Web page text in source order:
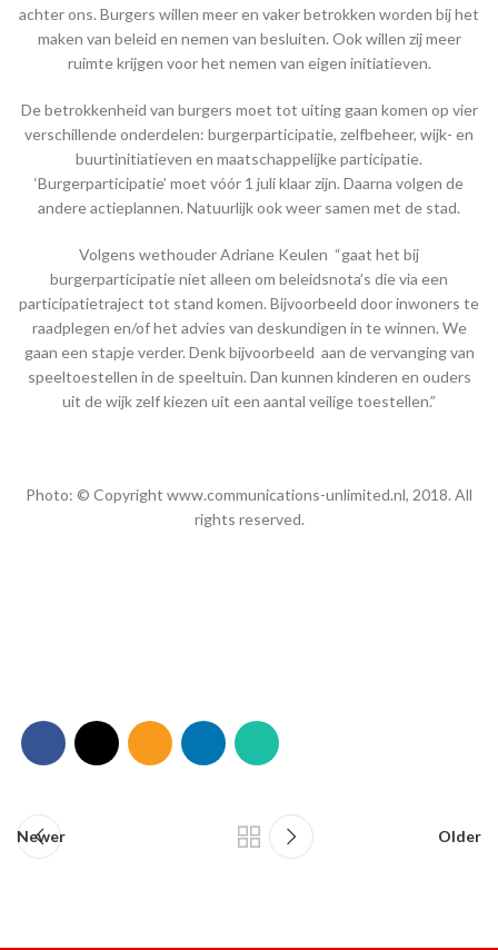
achter ons. Burgers willen meer en vaker betrokken worden bij het
maken van beleid en nemen van besluiten. Ook willen zij meer
ruimte krijgen voor het nemen van eigen initiatieven.
De betrokkenheid van burgers moet tot uiting gaan komen op vier
verschillende onderdelen: burgerparticipatie, zelfbeheer, wijk- en
buurtinitiatieven en maatschappelijke participatie.
‘Burgerparticipatie’ moet vóór 1 juli klaar zijn. Daarna volgen de
andere actieplannen. Natuurlijk ook weer samen met de stad.
Volgens wethouder Adriane Keulen “gaat het bij
burgerparticipatie niet alleen om beleidsnota’s die via een
participatietraject tot stand komen. Bijvoorbeeld door inwoners te
raadplegen en/of het advies van deskundigen in te winnen. We
gaan een stapje verder. Denk bijvoorbeeld aan de vervanging van
speeltoestellen in de speeltuin. Dan kunnen kinderen en ouders
uit de wijk zelf kiezen uit een aantal veilige toestellen.”
Photo: © Copyright www.communications-unlimited.nl, 2018. All
rights reserved.
Newer Older